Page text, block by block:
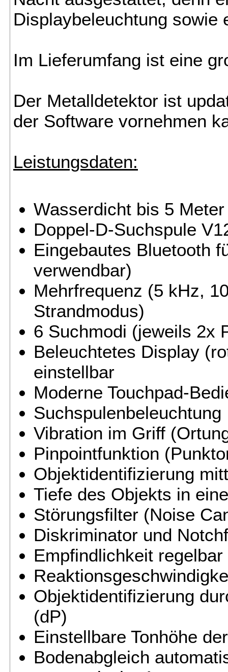
Displaybeleuchtung sowie
Im Lieferumfang ist eine
Der Metalldetektor ist
der Software vornehmen
Leistungsdaten:
Wasserdicht bis 5 Meter
Doppel-D-Suchspule
Eingebautes Bluetooth
verwendbar)
Mehrfrequenz (5 kHz,
Strandmodus)
6 Suchmodi (jeweils 2x
Beleuchtetes Display
einstellbar
Moderne Touchpad-
Suchspulenbeleuchtung
Vibration im Griff
Pinpointfunktion
Objektidentifizierung
Tiefe des Objekts in
Störungsfilter (Noise
Diskriminator und
Empfindlichkeit
Objektidentifizierung
(dP)
Einstellbare Tonhöhe
Bodenabgleich